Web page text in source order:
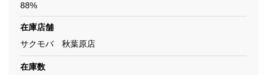
88%
在庫店舗
サクモバ 秋葉原店
在庫数